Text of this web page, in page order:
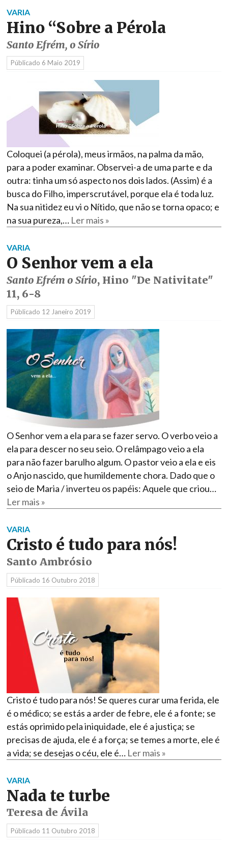
VARIA
Hino “Sobre a Pérola
Santo Efrém, o Sírio
Públicado 6 Maio 2019
Coloquei (a pérola), meus irmãos, na palma da mão,
para a poder examinar. Observei-a de uma parte e da
outra: tinha um só aspecto nos dois lados. (Assim) é a
busca do Filho, imperscrutável, porque ela é toda luz.
Na sua nitidez eu vi o Nítido, que não se torna opaco; e
na sua pureza,… Ler mais »
VARIA
O Senhor vem a ela
Santo Efrém o Sírio, Hino "De Nativitate"
11, 6-8
Públicado 12 Janeiro 2019
O Senhor vem a ela para se fazer servo. O verbo veio a
ela para descer no seu seio. O relâmpago veio a ela
para não fazer barulho algum. O pastor veio a ela e eis
o Anjo nascido, que humildemente chora. Dado que o
seio de Maria / inverteu os papéis: Aquele que criou…
Ler mais »
VARIA
Cristo é tudo para nós!
Santo Ambrósio
Públicado 16 Outubro 2018
Cristo é tudo para nós! Se queres curar uma ferida, ele
é o médico; se estás a arder de febre, ele é a fonte; se
estás oprimido pela iniquidade, ele é a justiça; se
precisas de ajuda, ele é a força; se temes a morte, ele é
a vida; se desejas o céu, ele é… Ler mais »
VARIA
Nada te turbe
Teresa de Ávila
Públicado 11 Outubro 2018